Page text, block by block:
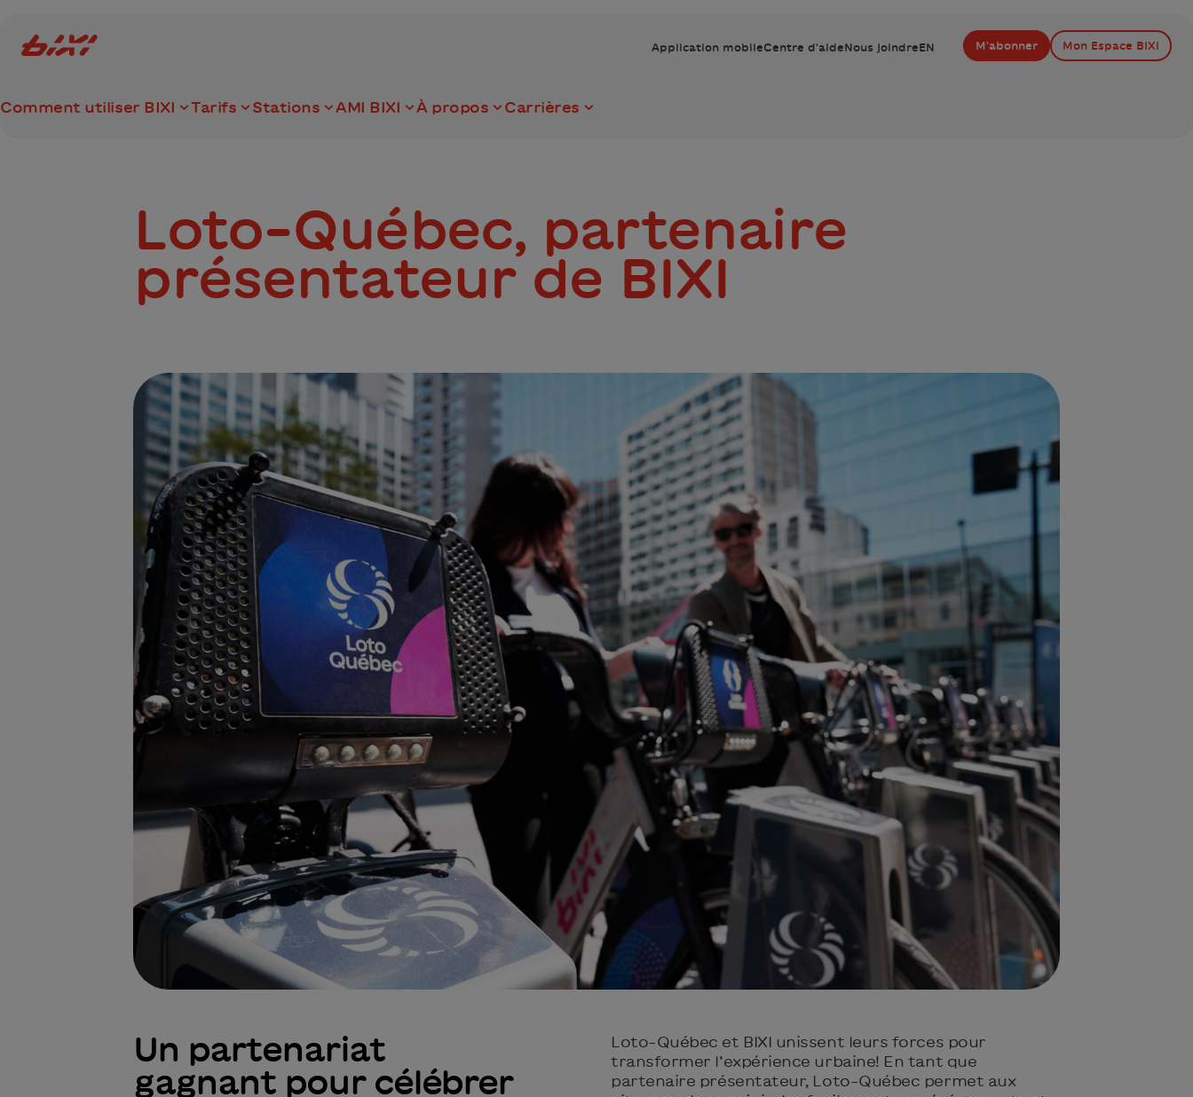
Logo Bixi Montréal Application mobileCentre d'aideNous joindreEN M'abonner Mon Espace BIXI
Comment utiliser BIXI Tarifs Stations AMI BIXI À propos Carrières
Loto-Québec, partenaire
présentateur de BIXI
Un partenariat
gagnant pour célébrer
Loto-Québec et BIXI unissent leurs forces pour
transformer l’expérience urbaine! En tant que
partenaire présentateur, Loto-Québec permet aux